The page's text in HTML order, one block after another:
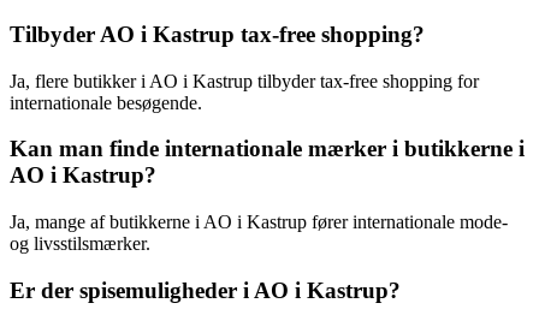
Tilbyder AO i Kastrup tax-free shopping?
Ja, flere butikker i AO i Kastrup tilbyder tax-free shopping for
internationale besøgende.
Kan man finde internationale mærker i butikkerne i
AO i Kastrup?
Ja, mange af butikkerne i AO i Kastrup fører internationale mode-
og livsstilsmærker.
Er der spisemuligheder i AO i Kastrup?